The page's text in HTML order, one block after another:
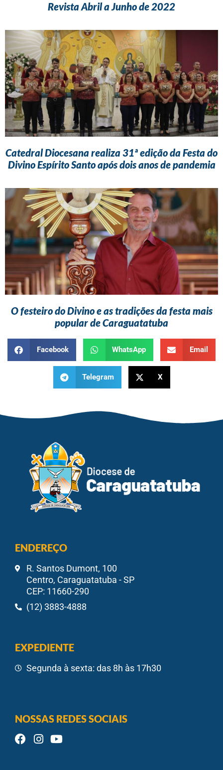
Revista Abril a Junho de 2022
Catedral Diocesana realiza 31ª edição da Festa do
Divino Espírito Santo após dois anos de pandemia
O festeiro do Divino e as tradições da festa mais
popular de Caraguatatuba
Facebook WhatsApp Email
Telegram X
ENDEREÇO
R. Santos Dumont, 100
Centro, Caraguatatuba - SP
CEP: 11660-290
(12) 3883-4888
EXPEDIENTE
Segunda à sexta: das 8h às 17h30
NOSSAS REDES SOCIAIS